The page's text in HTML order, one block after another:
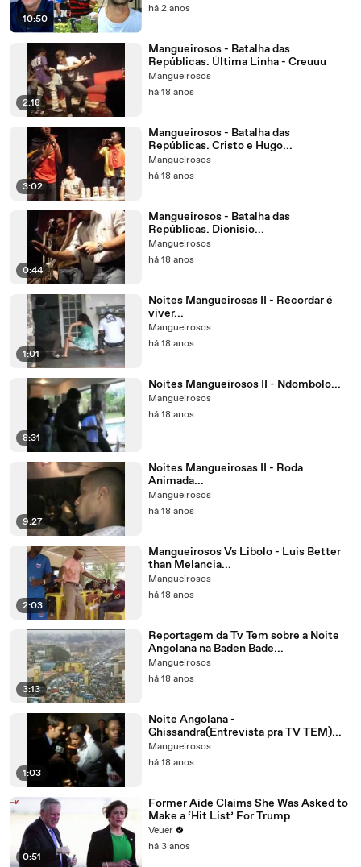
10:50
há 2 anos
2:18
Mangueirosos - Batalha das
Repúblicas. Última Linha - Creuuu
Mangueirosos
há 18 anos
3:02
Mangueirosos - Batalha das
Repúblicas. Cristo e Hugo...
Mangueirosos
há 18 anos
0:44
Mangueirosos - Batalha das
Repúblicas. Dionisio...
Mangueirosos
há 18 anos
1:01
Noites Mangueirosas II - Recordar é
viver...
Mangueirosos
há 18 anos
8:31
Noites Mangueirosos II - Ndombolo...
Mangueirosos
há 18 anos
9:27
Noites Mangueirosas II - Roda
Animada...
Mangueirosos
há 18 anos
2:03
Mangueirosos Vs Libolo - Luis Better
than Melancia...
Mangueirosos
há 18 anos
3:13
Reportagem da Tv Tem sobre a Noite
Angolana na Baden Bade...
Mangueirosos
há 18 anos
1:03
Noite Angolana -
Ghissandra(Entrevista pra TV TEM)...
Mangueirosos
há 18 anos
0:51
Former Aide Claims She Was Asked to
Make a ‘Hit List’ For Trump
Veuer
há 3 anos